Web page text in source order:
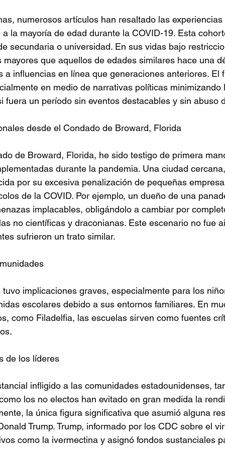
numerosos artículos han resaltado las
la mayoría de edad durante la COVID-19. Esta
secundaria o universidad. En sus vidas bajo
mayores que aquellos de edades similares hace una
a influencias en línea que generaciones anteriores. El
en medio de narrativas políticas
fuera un período sin eventos destacables y sin abuso
desde el Condado de Broward, Florida
de Broward, Florida, he sido testigo de primera
durante la pandemia. Una ciudad
por su excesiva penalización de pequeñas
de la COVID. Por ejemplo, un dueño de una
implacables, obligándolo a cambiar por
no científicas y draconianas. Este escenario no fue
sufrieron un trato similar.
implicaciones graves, especialmente para los
escolares debido a sus entornos familiares. En
como Filadelfia, las escuelas sirven como fuentes
de los líderes
infligido a las comunidades estadounidenses,
los no electos han evitado en gran medida la
la única figura significativa que asumió alguna
Trump. Trump, informado por los CDC sobre el
como la ivermectina y asignó fondos sustanciales